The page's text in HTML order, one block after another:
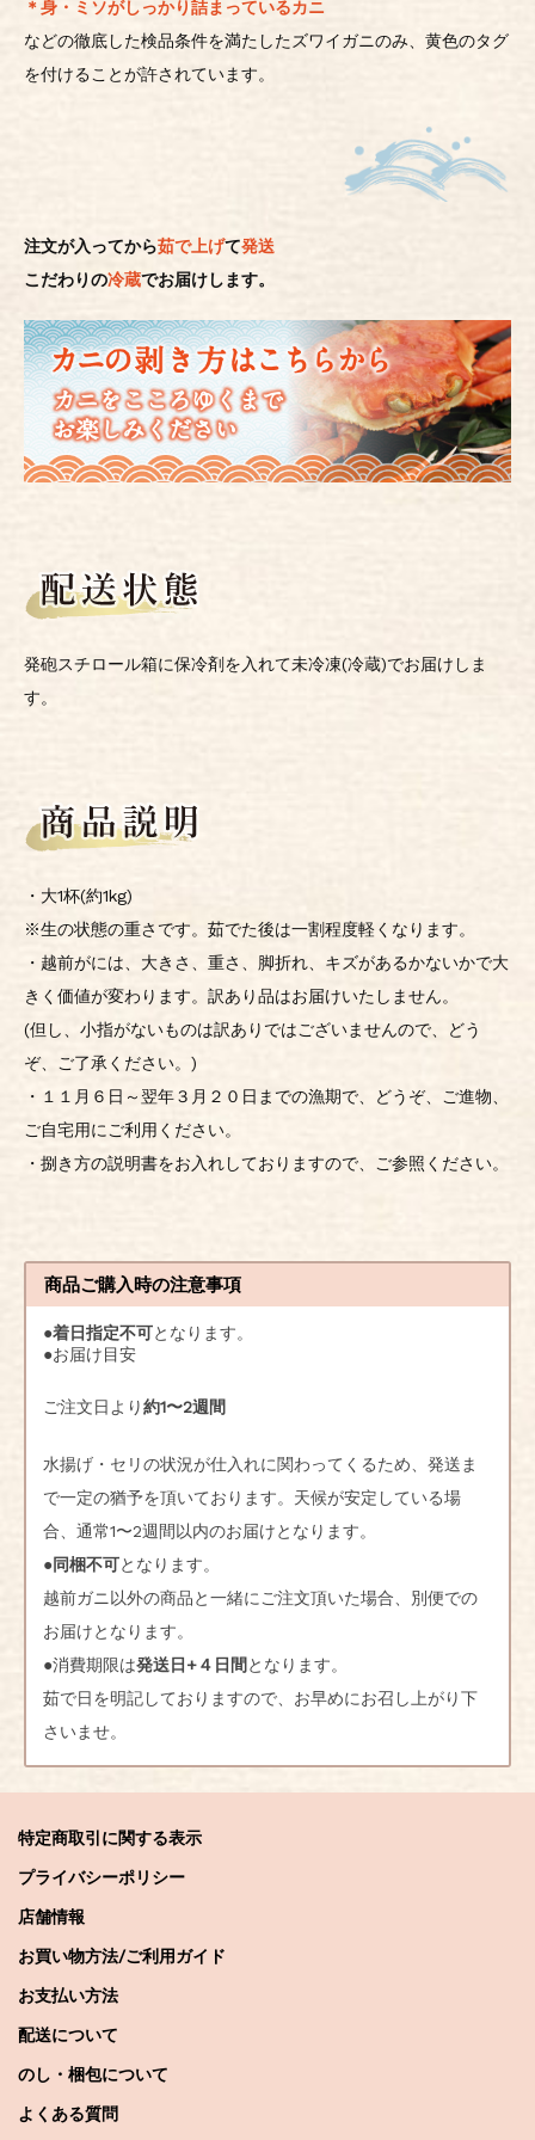
＊身・ミソがしっかり詰まっているカニ
などの徹底した検品条件を満たしたズワイガニのみ、黄色のタグ
を付けることが許されています。
注文が入ってから茹で上げて発送
こだわりの冷蔵でお届けします。
発砲スチロール箱に保冷剤を入れて未冷凍(冷蔵)でお届けしま
す。
・大1杯(約1kg)
※生の状態の重さです。茹でた後は一割程度軽くなります。
・越前がには、大きさ、重さ、脚折れ、キズがあるかないかで大
きく価値が変わります。訳あり品はお届けいたしません。
(但し、小指がないものは訳ありではございませんので、どう
ぞ、ご了承ください。)
・１１月６日～翌年３月２０日までの漁期で、どうぞ、ご進物、
ご自宅用にご利用ください。
・捌き方の説明書をお入れしておりますので、ご参照ください。
商品ご購入時の注意事項
●着日指定不可となります。
●お届け目安
ご注文日より約1〜2週間
水揚げ・セリの状況が仕入れに関わってくるため、発送ま
で一定の猶予を頂いております。天候が安定している場
合、通常1〜2週間以内のお届けとなります。
●同梱不可となります。
越前ガニ以外の商品と一緒にご注文頂いた場合、別便での
お届けとなります。
●消費期限は発送日+４日間 となります。
茹で日を明記しておりますので、お早めにお召し上がり下
さいませ。
特定商取引に関する表示
プライバシーポリシー
店舗情報
お買い物方法/ご利用ガイド
お支払い方法
配送について
のし・梱包について
よくある質問